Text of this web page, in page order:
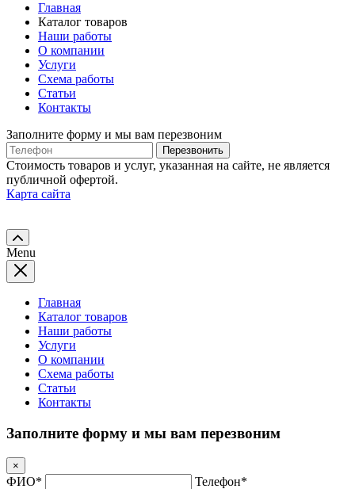
Главная
Каталог товаров
Наши работы
О компании
Услуги
Схема работы
Статьи
Контакты
Заполните форму и мы вам перезвоним
Телефон
Перезвонить
Стоимость товаров и услуг, указанная на сайте, не является
публичной офертой.
Карта сайта
Menu
Главная
Каталог товаров
Наши работы
Услуги
О компании
Схема работы
Статьи
Контакты
Заполните форму и мы вам перезвоним
×
ФИО* Телефон*